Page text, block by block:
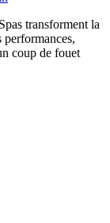
transforment la
coup de fouet